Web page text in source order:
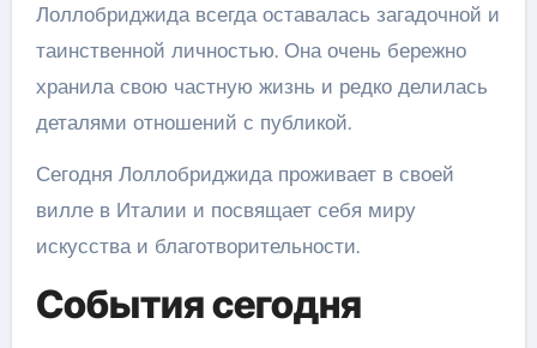
Лоллобриджида всегда оставалась загадочной и
таинственной личностью. Она очень бережно
хранила свою частную жизнь и редко делилась
деталями отношений с публикой.
Сегодня Лоллобриджида проживает в своей
вилле в Италии и посвящает себя миру
искусства и благотворительности.
События сегодня